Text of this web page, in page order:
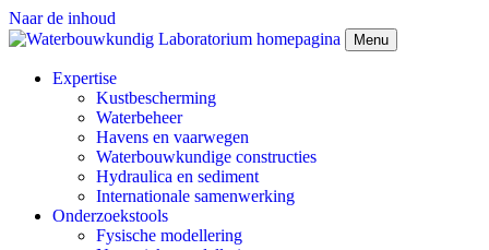
Naar de inhoud
Menu
Expertise
Kustbescherming
Waterbeheer
Havens en vaarwegen
Waterbouwkundige constructies
Hydraulica en sediment
Internationale samenwerking
Onderzoekstools
Fysische modellering